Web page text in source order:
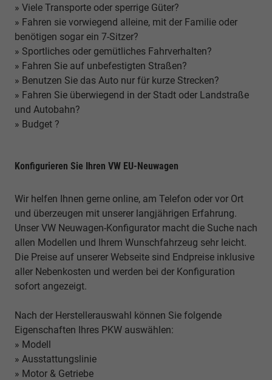
» Viele Transporte oder sperrige Güter?
» Fahren sie vorwiegend alleine, mit der Familie oder
benötigen sogar ein 7-Sitzer?
» Sportliches oder gemütliches Fahrverhalten?
» Fahren Sie auf unbefestigten Straßen?
» Benutzen Sie das Auto nur für kurze Strecken?
» Fahren Sie überwiegend in der Stadt oder Landstraße
und Autobahn?
» Budget ?
Konfigurieren Sie Ihren VW EU-Neuwagen
Wir helfen Ihnen gerne online, am Telefon oder vor Ort
und überzeugen mit unserer langjährigen Erfahrung.
Unser VW Neuwagen-Konfigurator macht die Suche nach
allen Modellen und Ihrem Wunschfahrzeug sehr leicht.
Die Preise auf unserer Webseite sind Endpreise inklusive
aller Nebenkosten und werden bei der Konfiguration
sofort angezeigt.
Nach der Herstellerauswahl können Sie folgende
Eigenschaften Ihres PKW auswählen:
» Modell
» Ausstattungslinie
» Motor & Getriebe